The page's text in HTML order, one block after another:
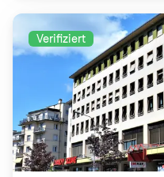
Verifiziert